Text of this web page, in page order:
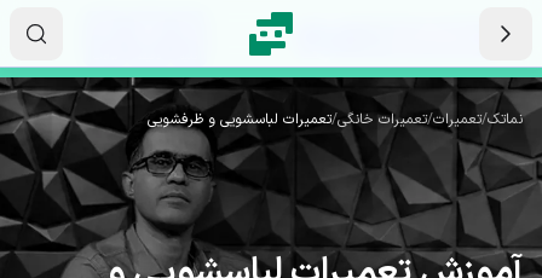
نماتک/تعمیرات/تعمیرات خانگی/تعمیرات لباسشویی و ظرفشویی